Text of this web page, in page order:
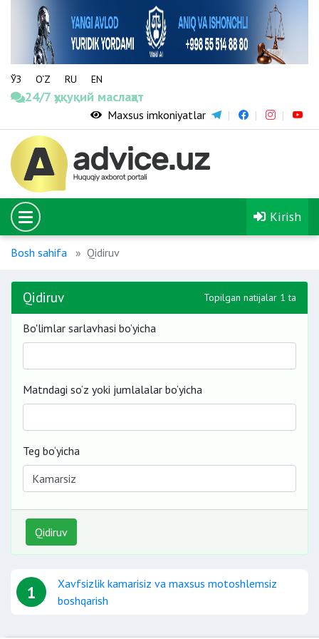
ЎЗ O‘Z RU EN
24/7 ҳуқуқий маслаҳат
Maxsus imkoniyatlar
Kirish
Bosh sahifa Qidiruv
Qidiruv Topilgan natijalar 1 ta
Bo'limlar sarlavhasi bo’yicha
Matndagi so‘z yoki jumlalalar bo‘yicha
Teg bo‘yicha
Qidiruv
1
Xavfsizlik kamarisiz va maxsus motoshlemsiz
boshqarish